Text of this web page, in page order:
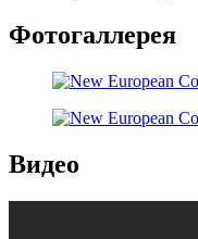
Фотогаллерея
Видео